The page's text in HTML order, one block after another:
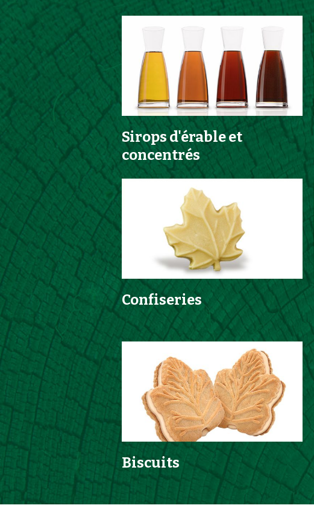
Sirops d'érable et
concentrés
Confiseries
Biscuits